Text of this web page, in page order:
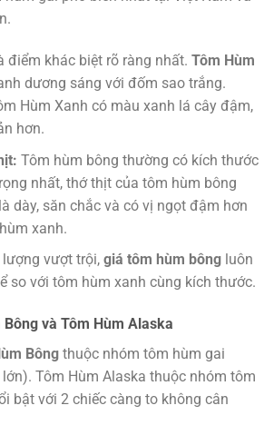
điểm khác biệt rõ ràng nhất. Tôm Hùm
dương sáng với đốm sao trắng.
Hùm Xanh có màu xanh lá cây đậm,
hơn.
Tôm hùm bông thường có kích thước
nhất, thớ thịt của tôm hùm bông
dày, săn chắc và có vị ngọt đậm hơn
xanh.
lượng vượt trội, giá tôm hùm bôngluôn
so với tôm hùm xanh cùng kích thước.
và Tôm Hùm Alaska
Bôngthuộc nhóm tôm hùm gai
Tôm Hùm Alaska thuộc nhóm tôm
bật với 2 chiếc càng to không cân